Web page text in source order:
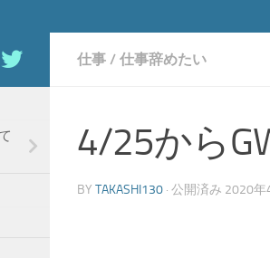
仕事 / 仕事辞めたい
4/25から
BY TAKASHI130 · 公開済み 2020年